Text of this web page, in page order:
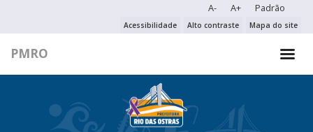
A- A+ Padrão
Acessibilidade Alto contraste Mapa do site
PMRO
PESQUISAR NO PORTAL
PESQUISAR